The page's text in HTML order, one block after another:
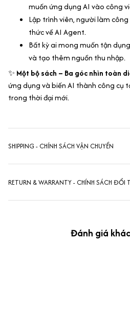
muốn ứng dụng AI vào công
Lập trình viên, người làm
thức về AI Agent.
Bất kỳ ai mong muốn tận
và tạo thêm nguồn thu nhập.
✨ Một bộ sách – Ba góc nhìn toàn
ứng dụng và biến AI thành công cụ
trong thời đại mới.
SHIPPING - CHÍNH SÁCH VẬN CHUYỂN
RETURN & WARRANTY - CHÍNH SÁCH ĐỔI
Đánh giá